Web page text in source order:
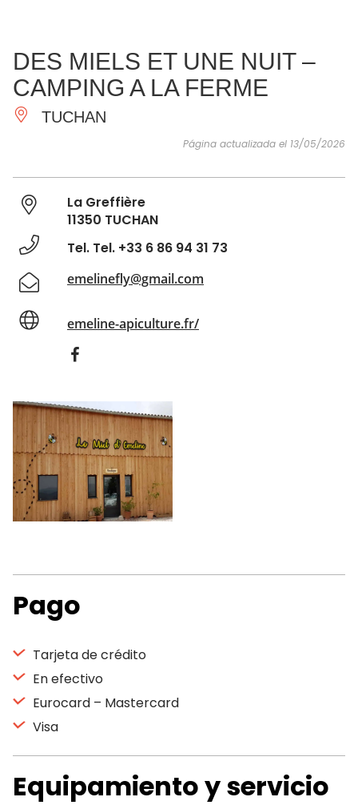
IMPRESCINDIBLES
HACER
INSPIRACIONES
DES MIELS ET UNE NUIT –
CAMPING A LA FERME
TUCHAN
Página actualizada el 13/05/2026
La Greffière
11350 TUCHAN
Tel. Tel. +33 6 86 94 31 73
emelinefly@gmail.com
emeline-apiculture.fr/
Pago
Tarjeta de crédito
En efectivo
Eurocard – Mastercard
Visa
Equipamiento y servicio